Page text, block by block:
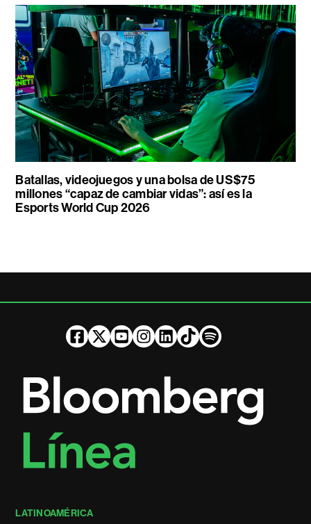
Batallas, videojuegos y una bolsa de US$75
millones “capaz de cambiar vidas”: así es la
Esports World Cup 2026
LATINOAMÉRICA